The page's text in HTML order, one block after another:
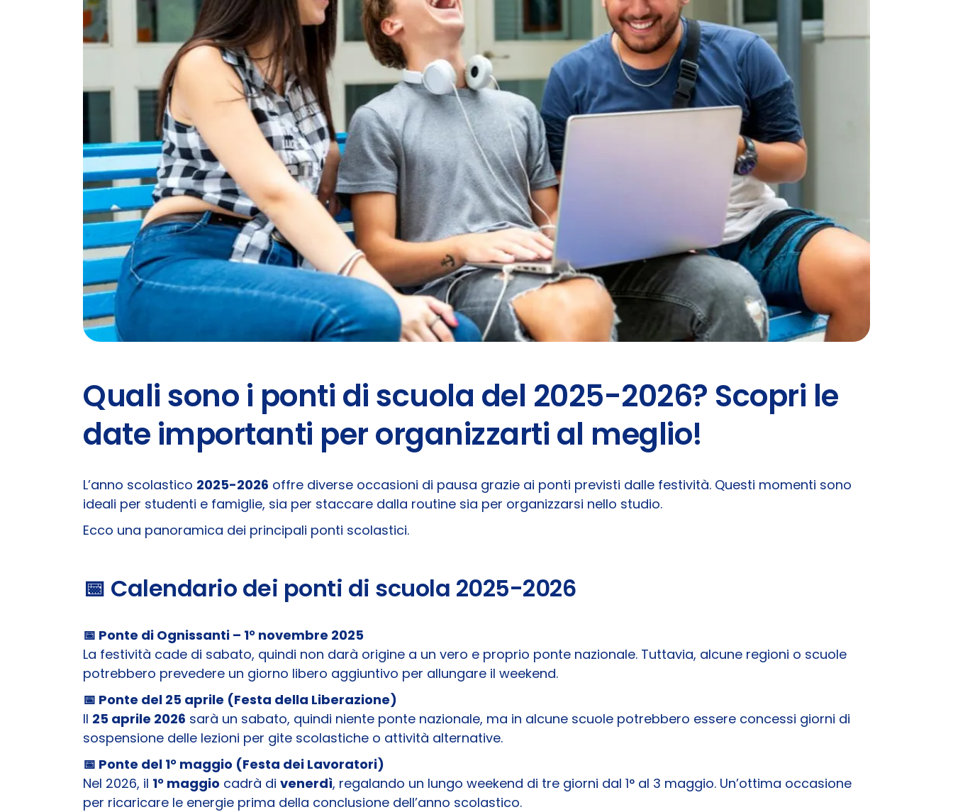
Quali sono i ponti di scuola del 2025-2026? Scopri le
date importanti per organizzarti al meglio!
L’anno scolastico 2025-2026 offre diverse occasioni di pausa grazie ai ponti previsti dalle festività. Questi momenti sono
ideali per studenti e famiglie, sia per staccare dalla routine sia per organizzarsi nello studio.
Ecco una panoramica dei principali ponti scolastici.
📅 Calendario dei ponti di scuola 2025-2026
📅 Ponte di Ognissanti – 1° novembre 2025
La festività cade di sabato, quindi non darà origine a un vero e proprio ponte nazionale. Tuttavia, alcune regioni o scuole
potrebbero prevedere un giorno libero aggiuntivo per allungare il weekend.
📅 Ponte del 25 aprile (Festa della Liberazione)
Il 25 aprile 2026 sarà un sabato, quindi niente ponte nazionale, ma in alcune scuole potrebbero essere concessi giorni di
sospensione delle lezioni per gite scolastiche o attività alternative.
📅 Ponte del 1° maggio (Festa dei Lavoratori)
Nel 2026, il 1° maggio cadrà di venerdì, regalando un lungo weekend di tre giorni dal 1° al 3 maggio. Un’ottima occasione
per ricaricare le energie prima della conclusione dell’anno scolastico.